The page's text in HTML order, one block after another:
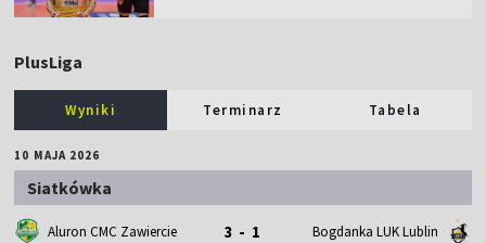
PlusLiga
Wyniki Terminarz Tabela
10 MAJA 2026
Siatkówka
Aluron CMC Zawiercie 3 - 1 Bogdanka LUK Lublin